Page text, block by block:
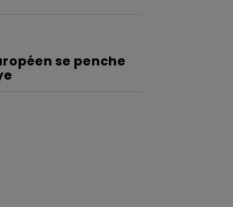
se penche